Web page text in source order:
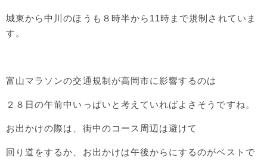
城東から中川のほうも８時半から11時まで規制されていま
す。
富山マラソンの交通規制が高岡市に影響するのは
２８日の午前中いっぱいと考えていればよさそうですね。
お出かけの際は、街中のコース周辺は避けて
回り道をするか、お出かけは午後からにするのがベストで